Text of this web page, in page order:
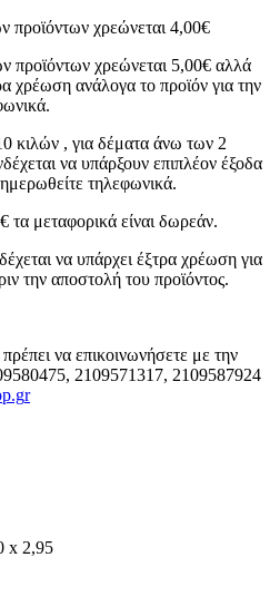
προϊόντων χρεώνεται 4,00€
προϊόντων χρεώνεται 5,00€ αλλά
χρέωση ανάλογα το προϊόν για την
κιλών , για δέματα άνω των 2
να υπάρξουν επιπλέον έξοδα
τηλεφωνικά.
τα μεταφορικά είναι δωρεάν.
να υπάρχει έξτρα χρέωση για
την αποστολή του προϊόντος.
να επικοινωνήσετε με την
2109571317, 2109587924
r
x 2,95